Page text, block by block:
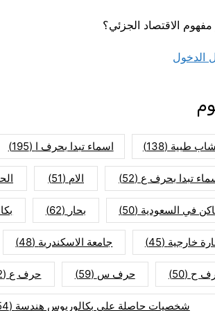
الاقتصاد الجزئي؟
الدخول
طبية (138) اسماء تبدا بحرف ا (195)
تبدا بحرف ع (52) الام (51)
في السعودية (50) بحار (62)
خارجية (45) جامعة الاسكندرية (48)
ح (50) حرف س (59) حرف ع (52)
شخصيات حاصلة على بكالوريوس هندسة (154)